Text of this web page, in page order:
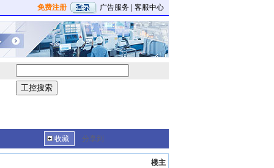
免费注册 广告服务 客服中心
收藏 分享到
楼主